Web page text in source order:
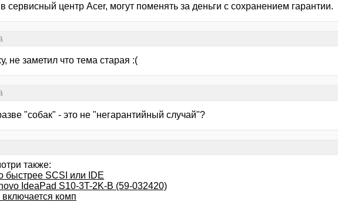
сервисный центр Acer, могут поменять за деньги с сохранением гарантии.
не заметил что тема старая :(
"собак" - это не "негарантийный случай"?
также:
быстрее SCSI или IDE
IdeaPad S10-3T-2K-B (59-032420)
комп